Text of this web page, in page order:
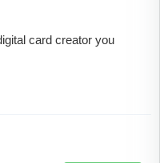
card creator you